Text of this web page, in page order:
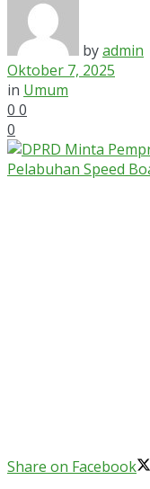
byadmin
Oktober 7, 2025
in Umum
0 0
0
Share on Facebook